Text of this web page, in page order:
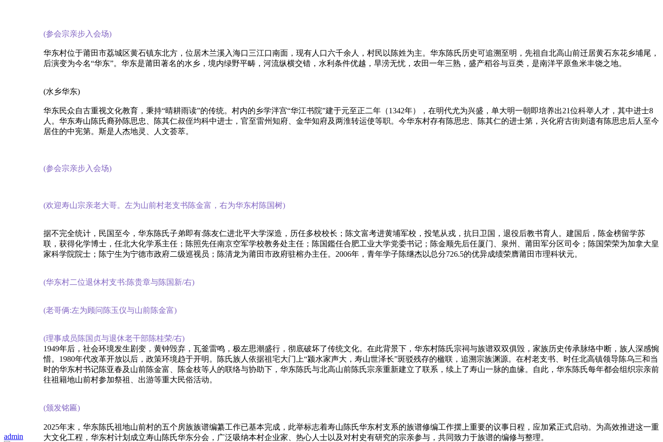
admin
(参会宗亲步入会场)
华东村位于莆田市荔城区黄石镇东北方，位居木兰溪入海口三江口南面，现有人口六千余人，村民以陈姓为主。华东陈氏历史可追溯至明，先祖自北高山前迁居黄石东花乡埔尾，
后演变为今名“华东”。华东是莆田著名的水乡，境内绿野平畴，河流纵横交错，水利条件优越，旱涝无忧，农田一年三熟，盛产稻谷与豆类，是南洋平原鱼米丰饶之地。
(水乡华东)
华东民众自古重视文化教育，秉持“晴耕雨读”的传统。村内的乡学泮宫“华江书院”建于元至正二年（1342年），在明代尤为兴盛，单大明一朝即培养出21位科举人才，其中进士8
人。华东寿山陈氏裔孙陈思忠、陈其仁叔侄均科中进士，官至雷州知府、金华知府及两淮转运使等职。今华东村存有陈思忠、陈其仁的进士第，兴化府古街则遗有陈思忠后人至今
居住的中宪第。斯是人杰地灵、人文荟萃。
(参会宗亲步入会场)
(欢迎寿山宗亲老大哥。左为山前村老支书陈金富，右为华东村陈国树)
据不完全统计，民国至今，华东陈氏子弟即有:陈友仁进北平大学深造，历任多校校长；陈文富考进黄埔军校，投笔从戎，抗日卫国，退役后教书育人。建国后，陈金榜留学苏
联，获得化学博士，任北大化学系主任；陈照先任南京空军学校教务处主任；陈国鑑任合肥工业大学党委书记；陈金顺先后任厦门、泉州、莆田军分区司令；陈国荣荣为加拿大皇
家科学院院士；陈宁生为宁德市政府二级巡视员；陈清龙为莆田市政府驻榕办主任。2006年，青年学子陈继杰以总分726.5的优异成绩荣膺莆田市理科状元。
(华东村二位退休村支书:陈贵章与陈国新/右)
(老哥俩:左为顾问陈玉仪与山前陈金富)
(理事成员陈国贞与退休老干部陈桂荣/右)
1949年后，社会环境发生剧变，黄钟毁弃，瓦釜雷鸣，极左思潮盛行，彻底破坏了传统文化。在此背景下，华东村陈氏宗祠与族谱双双俱毁，家族历史传承脉络中断，族人深感惋
惜。1980年代改革开放以后，政策环境趋于开明。陈氏族人依据祖宅大门上“颍水家声大，寿山世泽长”斑驳残存的楹联，追溯宗族渊源。在村老支书、时任北高镇领导陈乌三和当
时的华东村书记陈亚春及山前陈金富、陈金枝等人的联络与协助下，华东陈氏与北高山前陈氏宗亲重新建立了联系，续上了寿山一脉的血缘。‌自此，华东陈氏每年都会组织宗亲前
往祖籍地山前村参加祭祖、出游等重大民俗活动。
(颁发铭匾)
2025年末，华东陈氏祖地山前村的五个房族族谱编纂工作已基本完成，此举标志着寿山陈氏华东村支系的族谱修编工作摆上重要的议事日程，应加紧正式启动。为高效推进这一重
大文化工程，华东村计划成立寿山陈氏华东分会，广泛吸纳本村企业家、热心人士以及对村史有研究的宗亲参与，共同致力于族谱的编修与整理。‌